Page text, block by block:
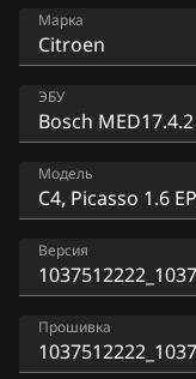
Марка
Acura
Alfa Romeo
ATLAS
BAIC
BAW
ЭБУ
Bosch EDC17C10
Bosch EDC17C60
Bosch M7.4.x
Bosch ME7.4.x
Модель
C3, Picasso 1.6
C4, Picasso 1.6
C5 1.6 EP6DT
Версия
Прошивка